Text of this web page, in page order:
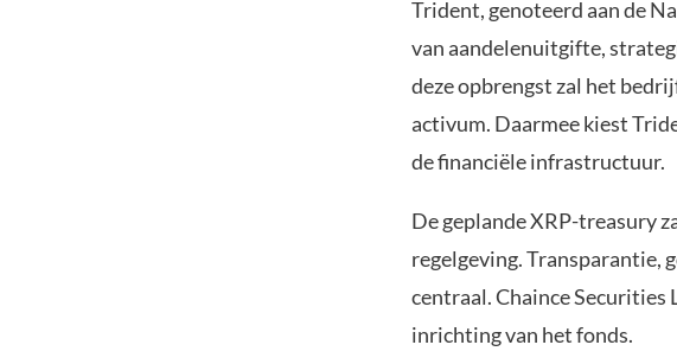
Trident, genoteerd aan de
van aandelenuitgifte,
deze opbrengst zal het
activum. Daarmee kiest
de financiële infrastructuur.
De geplande XRP-treasury
regelgeving. Transparantie,
centraal. Chaince Securities
inrichting van het fonds.